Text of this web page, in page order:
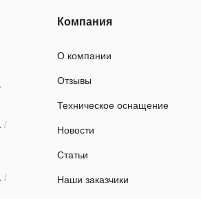
/
/
Компания
О компании
Отзывы
Техническое оснащение
Новости
Статьи
Наши заказчики